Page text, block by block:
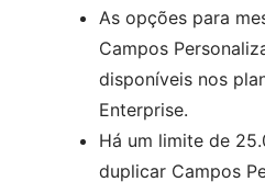
As opções para
Campos
disponíveis nos
Enterprise.
Há um limite de
duplicar Campos